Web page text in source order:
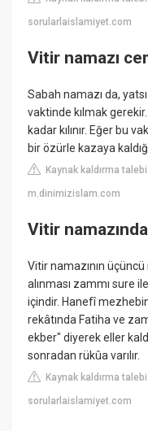
sorularlaislamiyet.com
Vitir namazı
Sabah namazı da,
vaktinde kılmak
kadar kılınır. Eğer bu
bir özürle kazaya
Kaynak kaldırma talebi
m.dinimizislam.com
Vitir
Vitir namazının
alınması zammı sure
içindir. Hanefî
rekâtında Fatiha ve
ekber" diyerek eller
sonradan rükûa varılır.
Kaynak kaldırma talebi
sorularlaislamiyet.com